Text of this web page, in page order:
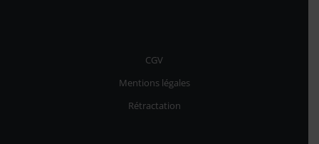
CGV
Mentions légales
Rétractation